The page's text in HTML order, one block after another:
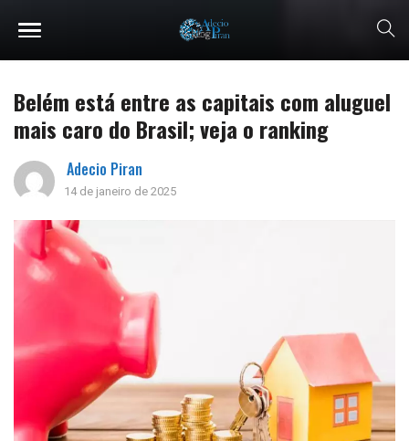
Belém está entre as capitais com aluguel
mais caro do Brasil; veja o ranking
Adecio Piran
14 de janeiro de 2025